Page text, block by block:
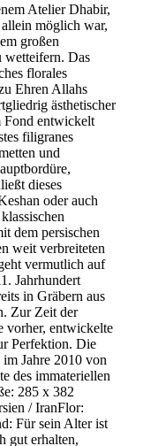
Atelier Dhabir,
allein möglich war,
großen
wetteifern. Das
florales
Ehren Allahs
ästhetischer
Fond entwickelt
filigranes
und
dieses
oder auch
dem persischen
weit verbreiteten
vermutlich auf
Jahrhundert
in Gräbern aus
Zur Zeit der
vorher, entwickelte
Perfektion. Die
Jahre 2010 von
des immateriellen
285 x 382
/ IranFlor:
Für sein Alter ist
gut erhalten,